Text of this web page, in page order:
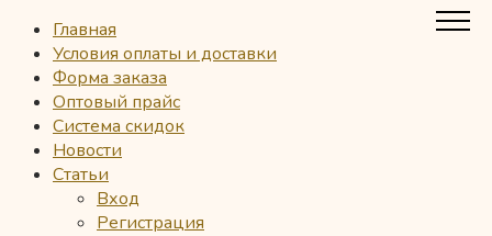
Главная
Условия оплаты и доставки
Форма заказа
Оптовый прайс
Система скидок
Новости
Статьи
Вход
Регистрация